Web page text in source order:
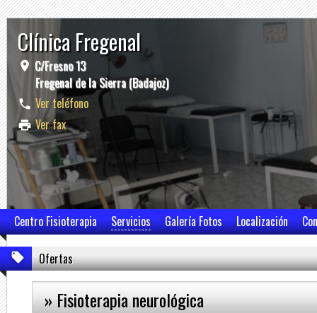
Clínica Fregenal
C/Fresno 13
Fregenal de la Sierra (Badajoz)
Ver teléfono
Ver fax
Centro Fisioterapia Servicios Galería Fotos Localización
Ofertas
» Fisioterapia neurológica